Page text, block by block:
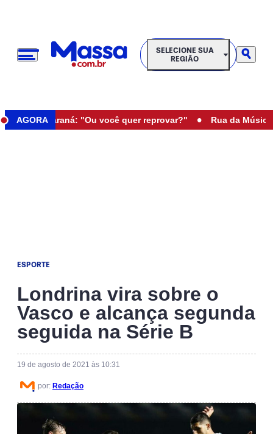
SELECIONE SUA REGIÃO
SELECIONE SUA
REGIÃO
AGORA
no Paraná: "Ou você quer reprovar?" • Rua da Música
ESPORTE
Londrina vira sobre o
Vasco e alcança segunda
seguida na Série B
19 de agosto de 2021 às 10:31
por: Redação